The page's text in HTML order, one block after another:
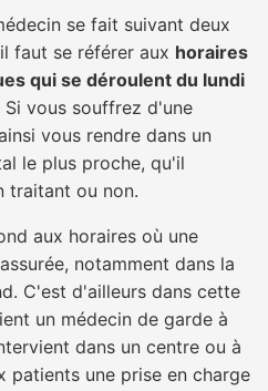
se fait suivant deux
faut se référer aux horaires
qui se déroulent du lundi
Si vous souffrez d'une
vous rendre dans un
le plus proche, qu'il
traitant ou non.
aux horaires où une
notamment dans la
C'est d'ailleurs dans cette
un médecin de garde à
dans un centre ou à
patients une prise en charge